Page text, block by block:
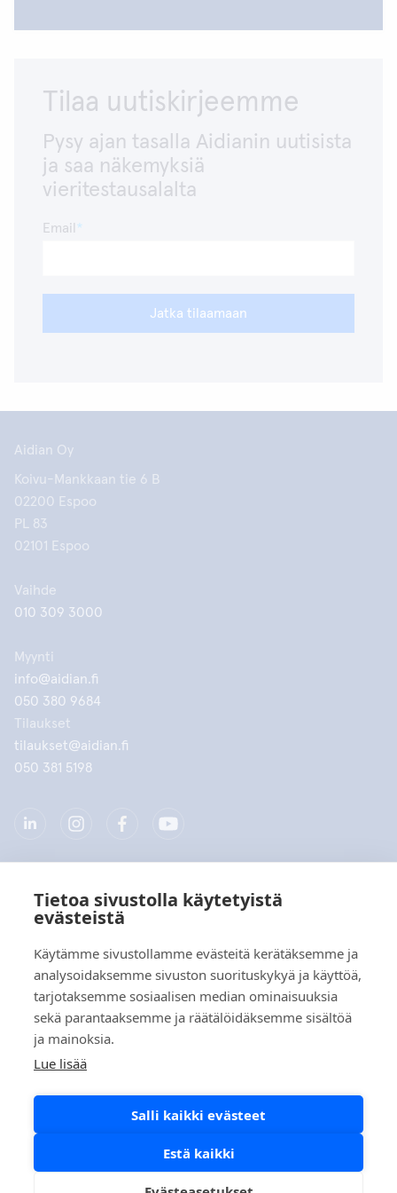
Tietoa sivustolla käytetyistä
evästeistä
Käytämme sivustollamme evästeitä kerätäksemme ja
analysoidaksemme sivuston suorituskykyä ja käyttöä,
tarjotaksemme sosiaalisen median ominaisuuksia
sekä parantaaksemme ja räätälöidäksemme sisältöä
ja mainoksia.
Lue lisää
Salli kaikki evästeet
Estä kaikki
laboratoriossasi käytössä oleva(t) viivakoodi (t)
suorittamalla samat toimenpiteet kuin kielen
valinnassa.
Opticon Universal Menu Book
Tilaa uutiskirjeemme
Pysy ajan tasalla Aidianin uutisista
ja saa näkemyksiä
vieritestausalalta
Email
Jatka tilaamaan
Aidian Oy
Koivu-Mankkaan tie 6 B
02200 Espoo
PL 83
02101 Espoo
Vaihde
010 309 3000
Myynti
info@aidian.fi
050 380 9684
Tilaukset
tilaukset@aidian.fi
050 381 5198
Yritys
Pikalinkit
Tietosuoja